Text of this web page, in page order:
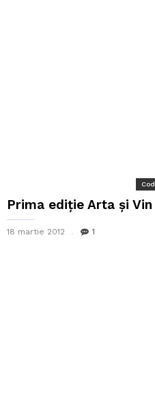
Prima ediţie Arta şi
18 martie 2012 1